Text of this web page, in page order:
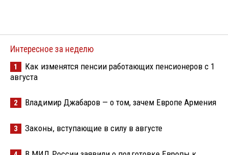
Интересное за неделю
1
Как изменятся пенсии работающих пенсионеров с 1
августа
2 Владимир Джабаров — о том, зачем Европе Армения
3 Законы, вступающие в силу в августе